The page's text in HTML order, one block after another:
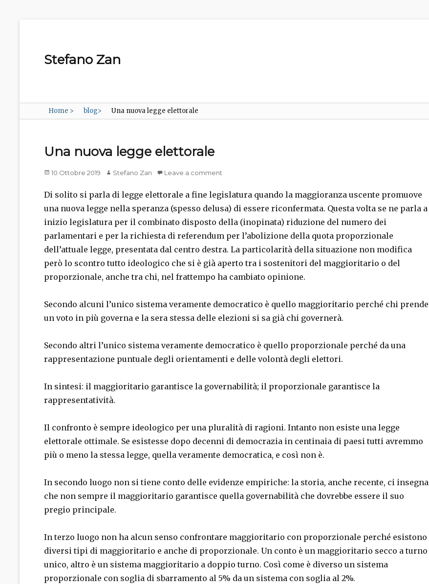
Stefano Zan
Home > blog> Una nuova legge elettorale
Una nuova legge elettorale
Posted
10 Ottobre 2019 Author
Stefano Zan Leave a comment
Di solito si parla di legge elettorale a fine legislatura quando la maggioranza uscente promuove
una nuova legge nella speranza (spesso delusa) di essere riconfermata. Questa volta se ne parla a
inizio legislatura per il combinato disposto della (inopinata) riduzione del numero dei
parlamentari e per la richiesta di referendum per l’abolizione della quota proporzionale
dell’attuale legge, presentata dal centro destra. La particolarità della situazione non modifica
però lo scontro tutto ideologico che si è già aperto tra i sostenitori del maggioritario o del
proporzionale, anche tra chi, nel frattempo ha cambiato opinione.
Secondo alcuni l’unico sistema veramente democratico è quello maggioritario perché chi prende
un voto in più governa e la sera stessa delle elezioni si sa già chi governerà.
Secondo altri l’unico sistema veramente democratico è quello proporzionale perché da una
rappresentazione puntuale degli orientamenti e delle volontà degli elettori.
In sintesi: il maggioritario garantisce la governabilità; il proporzionale garantisce la
rappresentatività.
Il confronto è sempre ideologico per una pluralità di ragioni. Intanto non esiste una legge
elettorale ottimale. Se esistesse dopo decenni di democrazia in centinaia di paesi tutti avremmo
più o meno la stessa legge, quella veramente democratica, e così non è.
In secondo luogo non si tiene conto delle evidenze empiriche: la storia, anche recente, ci insegna
che non sempre il maggioritario garantisce quella governabilità che dovrebbe essere il suo
pregio principale.
In terzo luogo non ha alcun senso confrontare maggioritario con proporzionale perché esistono
diversi tipi di maggioritario e anche di proporzionale. Un conto è un maggioritario secco a turno
unico, altro è un sistema maggioritario a doppio turno. Così come è diverso un sistema
proporzionale con soglia di sbarramento al 5% da un sistema con soglia al 2%.